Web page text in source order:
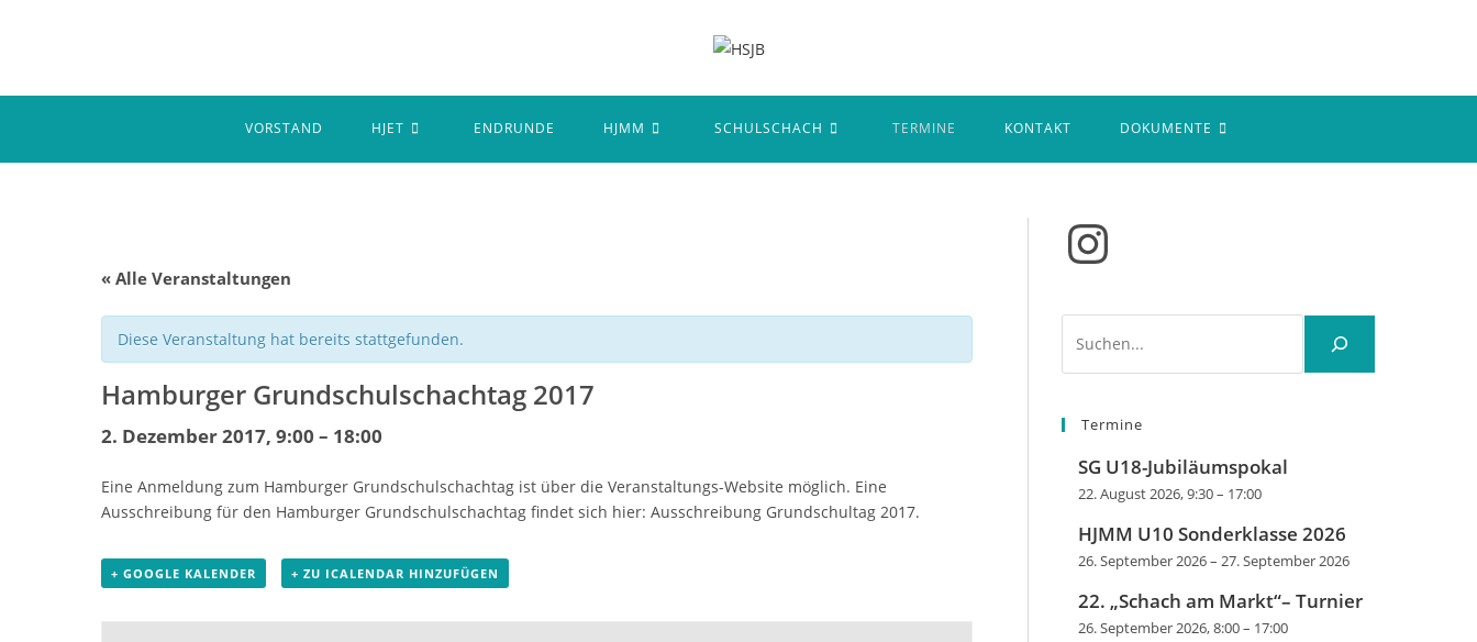
VORSTAND HJET ENDRUNDE HJMM SCHULSCHACH TERMINE KONTAKT DOKUMENTE
« Alle Veranstaltungen
Diese Veranstaltung hat bereits stattgefunden.
Hamburger Grundschulschachtag 2017
2. Dezember 2017, 9:00 – 18:00
Eine Anmeldung zum Hamburger Grundschulschachtag ist über die Veranstaltungs-Website möglich. Eine
Ausschreibung für den Hamburger Grundschulschachtag findet sich hier: Ausschreibung Grundschultag 2017.
+ GOOGLE KALENDER + ZU ICALENDAR HINZUFÜGEN
Instagram
Termine
SG U18-Jubiläumspokal
22. August 2026, 9:30– 17:00
HJMM U10 Sonderklasse 2026
26. September 2026– 27. September 2026
22. „Schach am Markt“– Turnier
26. September 2026, 8:00– 17:00